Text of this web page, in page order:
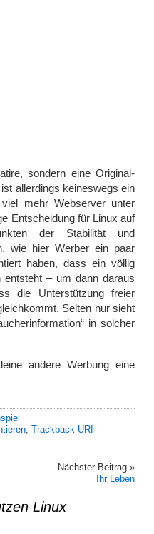
sondern eine Original-
allerdings keineswegs ein
mehr Webserver unter
Entscheidung für Linux auf
der Stabilität und
wie hier Werber ein paar
haben, dass ein völlig
– um dann daraus
die Unterstützung freier
Selten nur sieht
in solcher
andere Werbung eine
; Trackback-URI
Nächster Beitrag »
Ihr Leben
Linux